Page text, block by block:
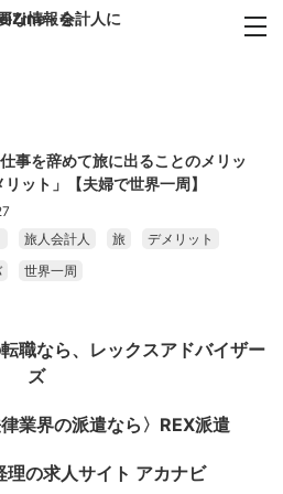
事を辞めて旅に出ることのメリッ
リット」【夫婦で世界一周】
旅人会計人 旅
デメリット
世界一周